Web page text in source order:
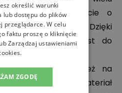
Zapomnij nareszcie o
się kolanach! Dzięki
dodawany jest do
się do ciała.
decydują się również na
Ten naturalny materiał
określić warunki
lub dostępu do plików
przeglądarce. W celu
faktu proszę o kliknięcie
Zarządzaj ustawieniami
ZGODĘ